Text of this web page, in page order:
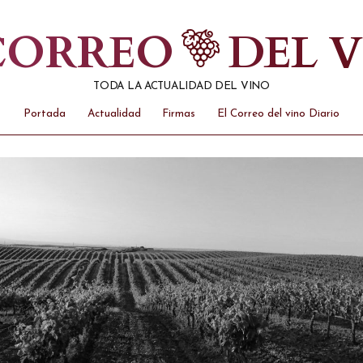
DEL
TODA LA ACTUALIDAD DEL VINO
Portada Actualidad Firmas El Correo del vino Diario